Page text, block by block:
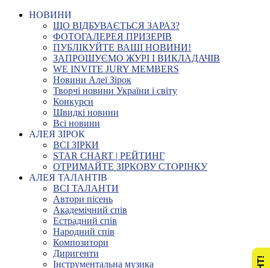
НОВИНИ
ЩО ВІДБУВАЄТЬСЯ ЗАРАЗ?
ФОТОГАЛЕРЕЯ ПРИЗЕРІВ
ПУБЛІКУЙТЕ ВАШІ НОВИНИ!
ЗАПРОШУЄМО ЖУРІ І ВИКЛАДАЧІВ
WE INVITE JURY MEMBERS
Новини Алеї Зірок
Творчі новини України і світу
Конкурси
Швидкі новини
Всі новини
АЛЕЯ ЗІРОК
ВСІ ЗІРКИ
STAR CHART | РЕЙТИНГ
ОТРИМАЙТЕ ЗІРКОВУ СТОРІНКУ
АЛЕЯ ТАЛАНТІВ
ВСІ ТАЛАНТИ
Автори пісень
Академічний спів
Естрадний спів
Народний спів
Композитори
Диригенти
Інструментальна музика